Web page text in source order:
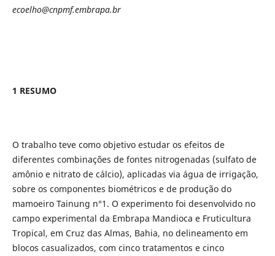
ecoelho@cnpmf.embrapa.br
1 RESUMO
O trabalho teve como objetivo estudar os efeitos de
diferentes combinações de fontes nitrogenadas (sulfato de
amônio e nitrato de cálcio), aplicadas via água de irrigação,
sobre os componentes biométricos e de produção do
mamoeiro Tainung n°1. O experimento foi desenvolvido no
campo experimental da Embrapa Mandioca e Fruticultura
Tropical, em Cruz das Almas, Bahia, no delineamento em
blocos casualizados, com cinco tratamentos e cinco